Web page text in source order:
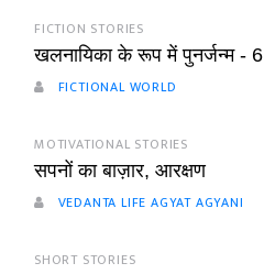
FICTION STORIES
खलनायिका के रूप में पुनर्जन्म - 6
FICTIONAL WORLD
MOTIVATIONAL STORIES
सपनों का बाज़ार, आरक्षण
VEDANTA LIFE AGYAT AGYANI
SHORT STORIES